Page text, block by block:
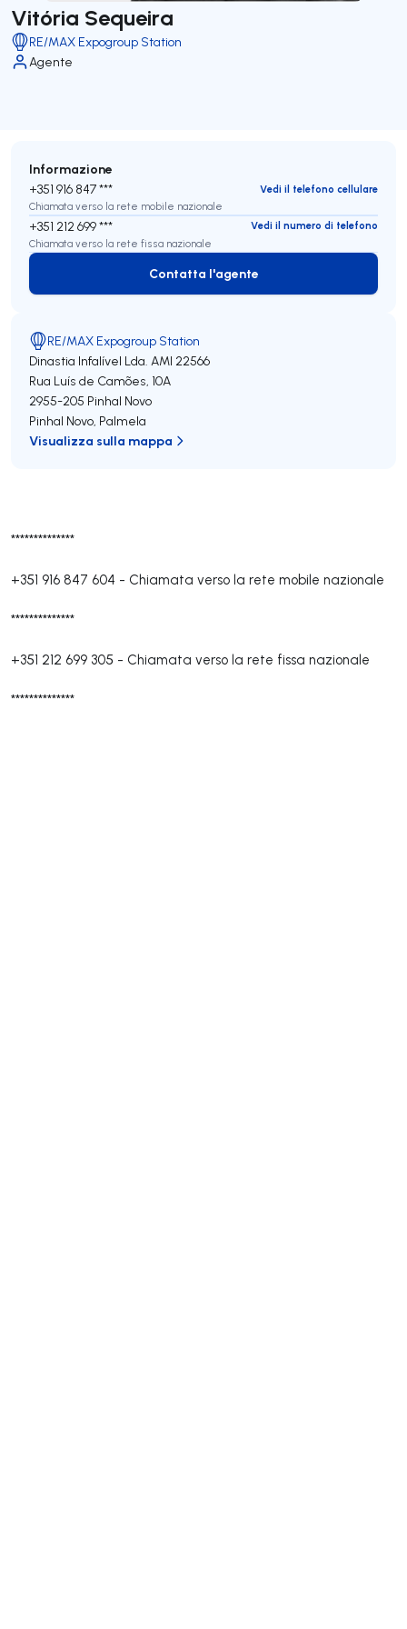
Vitória Sequeira
RE/MAX Expogroup Station
Agente
**************
+351 916 847 604 - Chiamata verso la rete mobile nazionale
**************
+351 212 699 305 - Chiamata verso la rete fissa nazionale
**************
Informazione
+351 916 847 ***
Vedi il telefono cellulare
Chiamata verso la rete mobile nazionale
+351 212 699 ***
Vedi il numero di telefono
Chiamata verso la rete fissa nazionale
Contatta l'agente
Contatta l'agente
RE/MAX Expogroup Station
Dinastia Infalível Lda. AMI 22566
Rua Luís de Camões, 10A
2955-205 Pinhal Novo
Pinhal Novo, Palmela
Visualizza sulla mappa